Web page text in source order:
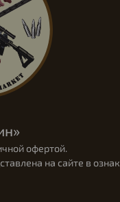
офертой.
на сайте в